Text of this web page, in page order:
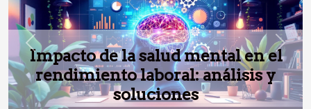
Impacto de la salud mental en el
rendimiento laboral: análisis y
soluciones
Previous Next